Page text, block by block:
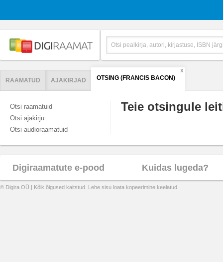
RAAMATUD AJAKIRJAD OTSING (FRANCIS BACON)
X
Otsi raamatuid
Otsi ajakirju
Otsi audioraamatuid
Teie otsingule
Digiraamatute e-pood Kuidas lugeda?
© Digira OÜ | Kõik õigused kaitstud. Lehe sisu loata kopeerimine keelatud.